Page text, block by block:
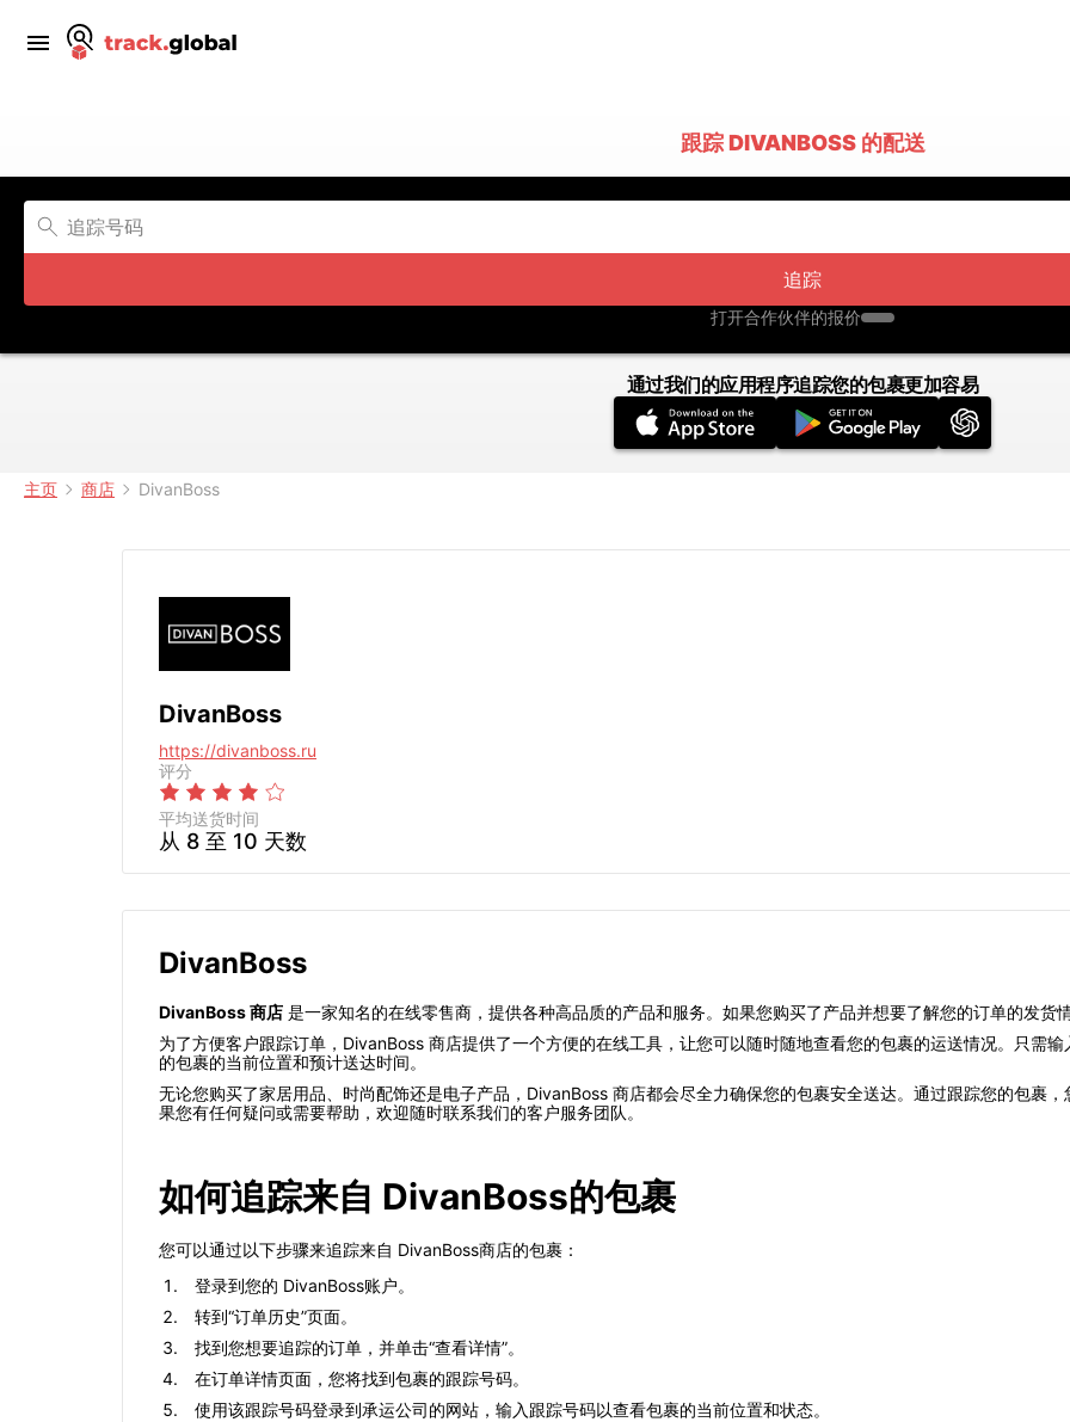
跟踪 DIVANBOSS 的配送
追踪
打开合作伙伴的报价
通过我们的应用程序追踪您的包裹更加容易
主页 商店 DivanBoss
DivanBoss
https://divanboss.ru
评分
平均送货时间
从 8 至 10 天数
DivanBoss
DivanBoss 商店 是一家知名的在线零售商，提供各种高品质的产品和服务。如果您购买了产品并想要了解您的订单的发货
为了方便客户跟踪订单，DivanBoss 商店提供了一个方便的在线工具，让您可以随时随地查看您的包裹的运送情况。只需
的包裹的当前位置和预计送达时间。
无论您购买了家居用品、时尚配饰还是电子产品，DivanBoss 商店都会尽全力确保您的包裹安全送达。通过跟踪您的包裹
果您有任何疑问或需要帮助，欢迎随时联系我们的客户服务团队。
如何追踪来自 DivanBoss的包裹
您可以通过以下步骤来追踪来自 DivanBoss商店的包裹：
登录到您的 DivanBoss账户。
转到“订单历史”页面。
找到您想要追踪的订单，并单击“查看详情”。
在订单详情页面，您将找到包裹的跟踪号码。
使用该跟踪号码登录到承运公司的网站，输入跟踪号码以查看包裹的当前位置和状态。